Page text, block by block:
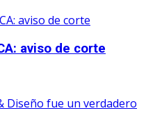
aviso de corte